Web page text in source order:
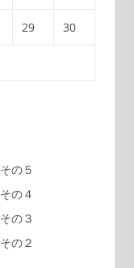
29 30
の５
の４
の３
の２